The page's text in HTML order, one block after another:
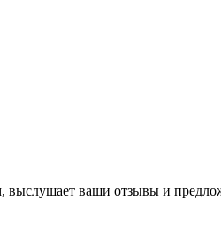
выслушает ваши отзывы и